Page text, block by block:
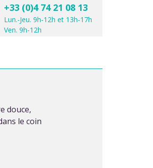
+33 (0)4 74 21 08 13
Lun.-Jeu. 9h-12h et 13h-17h
Ven. 9h-12h
douce,
le coin